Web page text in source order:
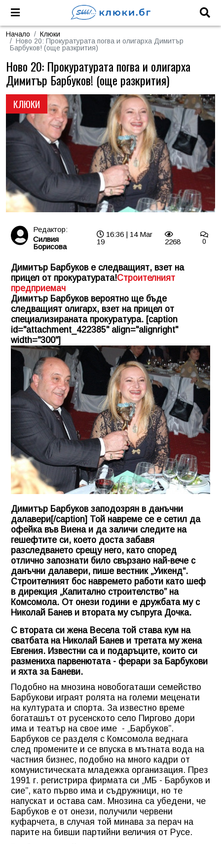
Начало
Клюки
Ново 20: Прокуратурата погва и олигарха Димитър
Барбуков! (още разкрития)
КЛЮКИ
Ново 20: Прокуратурата погва и олигарха
Димитър Барбуков! (още разкрития)
Редактор:
Силвия
Борисова
16:36 | 14 Mar
19
2268 0
Димитър Барбуков е следващият, взет на
прицел от прокуратурата!Строителният
предприемач
Димитър Барбуков вероятно ще бъде
следващият олигарх, взет на прицел от
специализираната прокуратура. [caption
id="attachment_422385" align="alignright"
width="300"]
Димитър Барбуков заподозрян в данъчни
далавери[/caption] Той навреме се е сетил да
офейка във Виена и да заличи следите на
гешефтите си, което доста забавя
разследването срещу него, като според
отлично запознати било свързано най-вече с
данъчни далавери, пише вестник „Уикенд“.
Строителният бос навремето работи като шеф
в дирекция „Капитално строителство” на
Комсомола. От онези години е дружбата му с
Николай Банев и втората му съпруга Дочка.
С втората си жена Весела той става кум на
сватбата на Николай Банев и третата му жена
Евгения. Известни са и подаръците, които си
размениха парвенютата - ферари за Барбукови
и яхта за Баневи.
Подобно на мнозина новобогаташи семейство
Барбукови играят ролята на големи меценати
на културата и спорта. За известно време
богаташът от русенското село Пиргово дори
има и театър на свое име - „Барбуков”.
Барбуков се разделя с Комсомола веднага
след промените и се впуска в мътната вода на
частния бизнес, подобно на много кадри от
комунистическата младежка организация. През
1991 г. регистрира фирмата си „МБ - Барбуков и
сие”, като първо има и съдружници, но те
напускат и остава сам. Мнозина са убедени, че
Барбуков е от онези, получили червени
куфарчета, в случая той минава за перач на
парите на бивши партийни величия от Русе.